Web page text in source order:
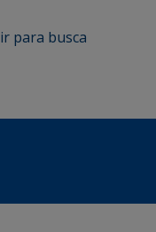
ir para busca